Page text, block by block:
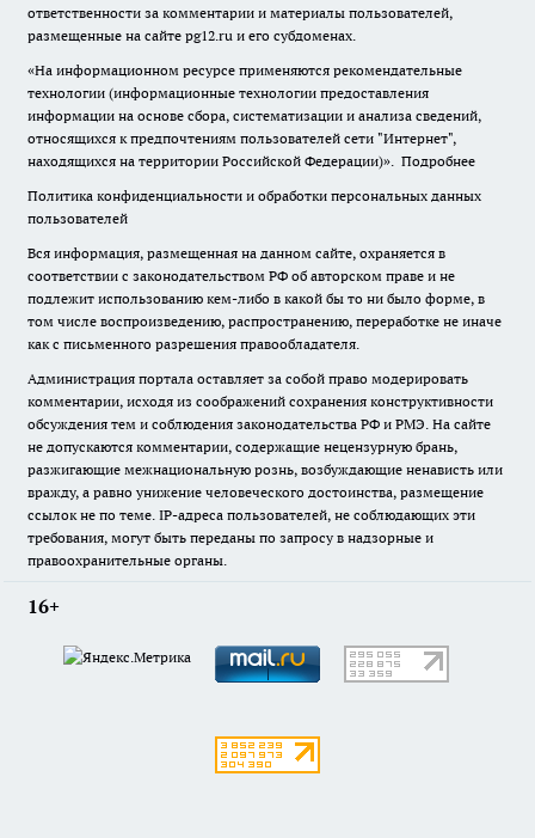
ответственности за комментарии и материалы пользователей,
размещенные на сайте pg12.ru и его субдоменах.
«На информационном ресурсе применяются рекомендательные
технологии (информационные технологии предоставления
информации на основе сбора, систематизации и анализа сведений,
относящихся к предпочтениям пользователей сети "Интернет",
находящихся на территории Российской Федерации)». Подробнее
Политика конфиденциальности и обработки персональных данных
пользователей
Вся информация, размещенная на данном сайте, охраняется в
соответствии с законодательством РФ об авторском праве и не
подлежит использованию кем-либо в какой бы то ни было форме, в
том числе воспроизведению, распространению, переработке не иначе
как с письменного разрешения правообладателя.
Администрация портала оставляет за собой право модерировать
комментарии, исходя из соображений сохранения конструктивности
обсуждения тем и соблюдения законодательства РФ и РМЭ. На сайте
не допускаются комментарии, содержащие нецензурную брань,
разжигающие межнациональную рознь, возбуждающие ненависть или
вражду, а равно унижение человеческого достоинства, размещение
ссылок не по теме. IP-адреса пользователей, не соблюдающих эти
требования, могут быть переданы по запросу в надзорные и
правоохранительные органы.
16+